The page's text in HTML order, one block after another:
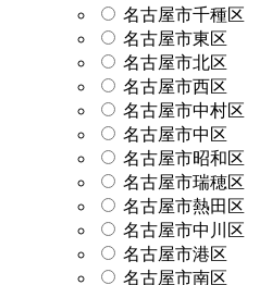
名古屋市千種区
名古屋市東区
名古屋市北区
名古屋市西区
名古屋市中村区
名古屋市中区
名古屋市昭和区
名古屋市瑞穂区
名古屋市熱田区
名古屋市中川区
名古屋市港区
名古屋市南区